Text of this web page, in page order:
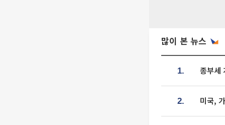
많이 본 뉴스
1. 종부세
2. 미국,